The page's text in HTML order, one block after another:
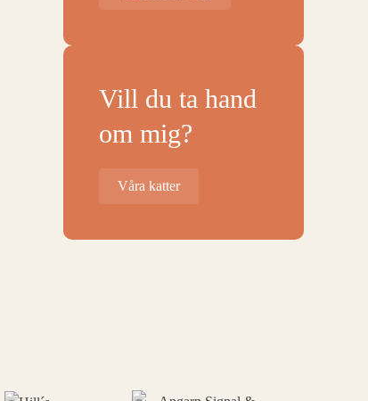
Vill du ta hand
om mig?
Våra katter